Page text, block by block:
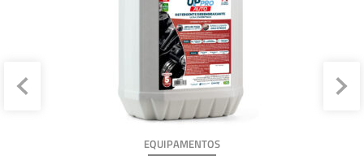
EQUIPAMENTOS